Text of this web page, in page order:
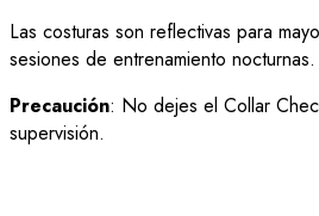
Las costuras son reflectivas para
sesiones de entrenamiento nocturnas.
Precaución: No dejes el Collar
supervisión.